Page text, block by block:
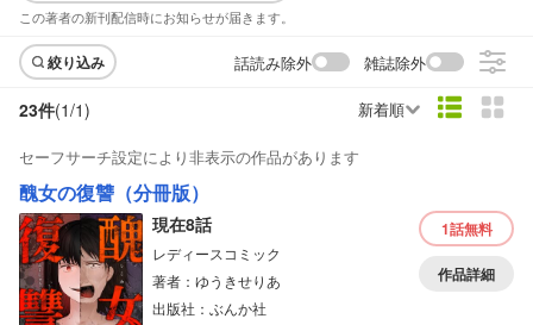
この著者の新刊配信時にお知らせが届きます。
絞り込み 話読み除外 雑誌除外
23件(1/1) 新着順
セーフサーチ設定により非表示の作品があります
醜女の復讐（分冊版）
現在8話
レディースコミック
著者：ゆうきせりあ
出版社：ぶんか社
1話無料
作品詳細